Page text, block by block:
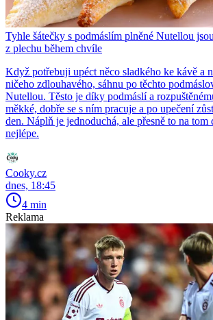
Tyhle šátečky s podmáslím plněné Nutellou
z plechu během chvíle
Když potřebuji upéct něco sladkého ke kávě a
ničeho zdlouhavého, sáhnu po těchto
Nutellou. Těsto je díky podmáslí a
měkké, dobře se s ním pracuje a po upečení
den. Náplň je jednoduchá, ale přesně to na tom
nejlépe.
Cooky.cz
dnes, 18:45
4 min
Reklama